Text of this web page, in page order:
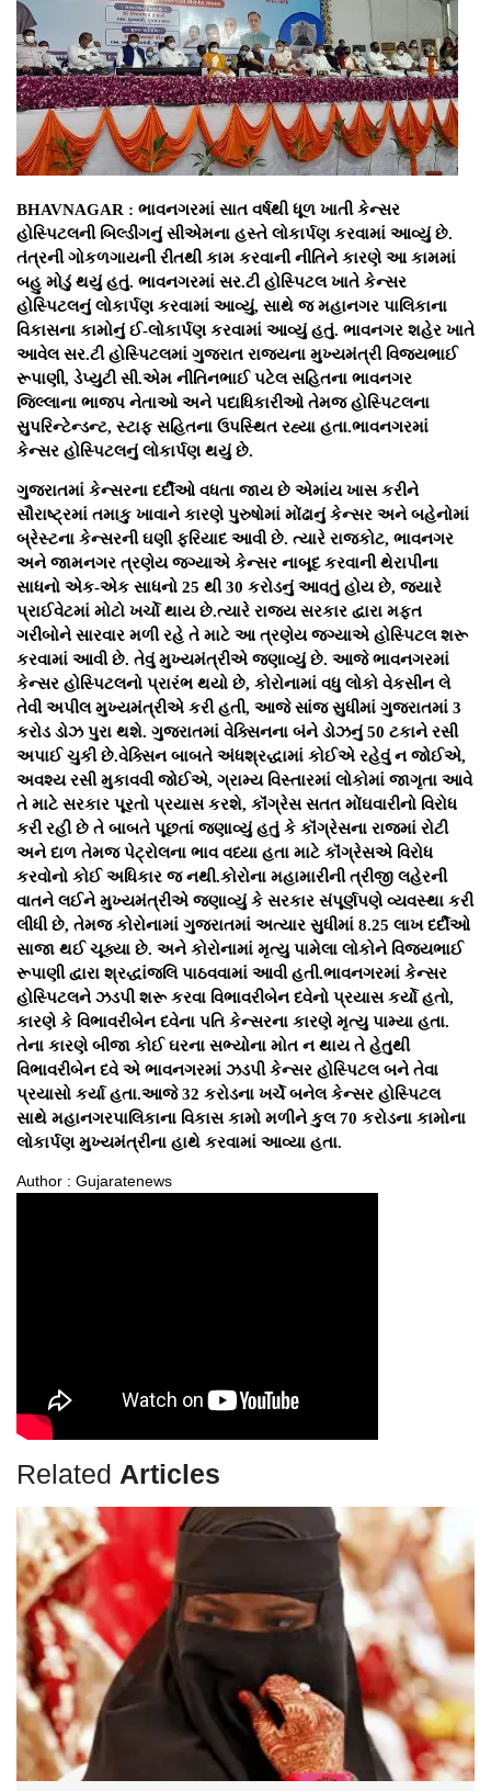
BHAVNAGAR : ભાવનગરમાં સાત વર્ષથી ધૂળ ખાતી કેન્સર
હોસ્પિટલની બિલ્ડીંગનું સીએમના હસ્તે લોકાર્પણ કરવામાં આવ્યું છે.
તંત્રની ગોકળગાયની રીતથી કામ કરવાની નીતિને કારણે આ કામમાં
બહુ મોડું થયું હતું. ભાવનગરમાં સર.ટી હોસ્પિટલ ખાતે કેન્સર
હોસ્પિટલનું લોકાર્પણ કરવામાં આવ્યું, સાથે જ મહાનગર પાલિકાના
વિકાસના કામોનું ઈ-લોકાર્પણ કરવામાં આવ્યું હતું. ભાવનગર શહેર ખાતે
આવેલ સર.ટી હોસ્પિટલમાં ગુજરાત રાજ્યના મુખ્યમંત્રી વિજયભાઈ
રૂપાણી, ડેપ્યુટી સી.એમ નીતિનભાઈ પટેલ સહિતના ભાવનગર
જિલ્લાના ભાજપ નેતાઓ અને પદાધિકારીઓ તેમજ હોસ્પિટલના
સુપરિન્ટેન્ડન્ટ, સ્ટાફ સહિતના ઉપસ્થિત રહ્યા હતા.ભાવનગરમાં
કેન્સર હોસ્પિટલનું લોકાર્પણ થયું છે.
ગુજરાતમાં કેન્સરના દર્દીઓ વધતા જાય છે એમાંય ખાસ કરીને
સૌરાષ્ટ્રમાં તમાકુ ખાવાને કારણે પુરુષોમાં મોંઢાનું કેન્સર અને બહેનોમાં
બ્રેસ્ટના કેન્સરની ઘણી ફરિયાદ આવી છે. ત્યારે રાજકોટ, ભાવનગર
અને જામનગર ત્રણેય જગ્યાએ કેન્સર નાબૂદ કરવાની થેરાપીના
સાધનો એક-એક સાધનો 25 થી 30 કરોડનું આવતું હોય છે, જયારે
પ્રાઈવેટમાં મોટો ખર્ચો થાય છે.ત્યારે રાજ્ય સરકાર દ્વારા મફત
ગરીબોને સારવાર મળી રહે તે માટે આ ત્રણેય જગ્યાએ હોસ્પિટલ શરૂ
કરવામાં આવી છે. તેવું મુખ્યમંત્રીએ જણાવ્યું છે. આજે ભાવનગરમાં
કેન્સર હોસ્પિટલનો પ્રારંભ થયો છે, કોરોનામાં વધુ લોકો વેકસીન લે
તેવી અપીલ મુખ્યમંત્રીએ કરી હતી, આજે સાંજ સુધીમાં ગુજરાતમાં 3
કરોડ ડોઝ પુરા થશે. ગુજરાતમાં વેક્સિનના બંને ડોઝનું 50 ટકાને રસી
અપાઈ ચુકી છે.વેક્સિન બાબતે અંધશ્રદ્ધામાં કોઈએ રહેવું ન જોઈએ,
અવશ્ય રસી મુકાવવી જોઈએ, ગ્રામ્ય વિસ્તારમાં લોકોમાં જાગૃતા આવે
તે માટે સરકાર પૂરતો પ્રયાસ કરશે, કૉંગ્રેસ સતત મોંઘવારીનો વિરોધ
કરી રહી છે તે બાબતે પૂછતાં જણાવ્યું હતું કે કૉંગ્રેસના રાજમાં રોટી
અને દાળ તેમજ પેટ્રોલના ભાવ વધ્યા હતા માટે કૉંગ્રેસએ વિરોધ
કરવોનો કોઈ અધિકાર જ નથી.કોરોના મહામારીની ત્રીજી લહેરની
વાતને લઈને મુખ્યમંત્રીએ જણાવ્યું કે સરકાર સંપૂર્ણપણે વ્યવસ્થા કરી
લીધી છે, તેમજ કોરોનામાં ગુજરાતમાં અત્યાર સુધીમાં 8.25 લાખ દર્દીઓ
સાજા થઈ ચૂક્યા છે. અને કોરોનામાં મૃત્યુ પામેલા લોકોને વિજયભાઈ
રૂપાણી દ્વારા શ્રદ્ધાંજલિ પાઠવવામાં આવી હતી.ભાવનગરમાં કેન્સર
હોસ્પિટલને ઝડપી શરૂ કરવા વિભાવરીબેન દવેનો પ્રયાસ કર્યો હતો,
કારણે કે વિભાવરીબેન દવેના પતિ કેન્સરના કારણે મૃત્યુ પામ્યા હતા.
તેના કારણે બીજા કોઈ ઘરના સભ્યોના મોત ન થાય તે હેતુથી
વિભાવરીબેન દવે એ ભાવનગરમાં ઝડપી કેન્સર હોસ્પિટલ બને તેવા
પ્રયાસો કર્યા હતા.આજે 32 કરોડના ખર્ચે બનેલ કેન્સર હોસ્પિટલ
સાથે મહાનગરપાલિકાના વિકાસ કામો મળીને કુલ 70 કરોડના કામોના
લોકાર્પણ મુખ્યમંત્રીના હાથે કરવામાં આવ્યા હતા.
Author : Gujaratenews
Related Articles